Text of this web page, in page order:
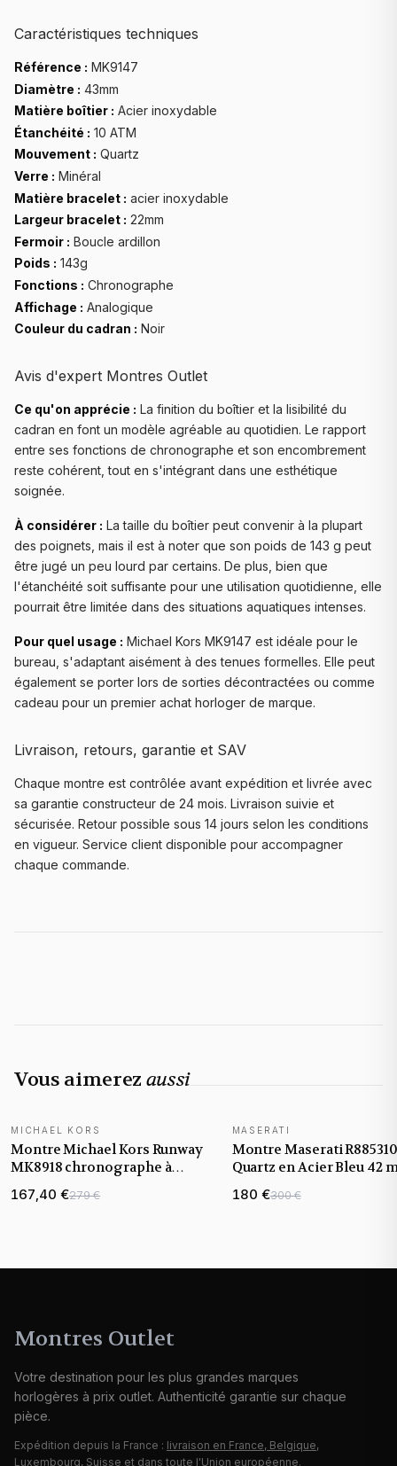
Caractéristiques techniques
Référence : MK9147
Diamètre : 43mm
Matière boîtier : Acier inoxydable
Étanchéité : 10 ATM
Mouvement : Quartz
Verre : Minéral
Matière bracelet : acier inoxydable
Largeur bracelet : 22mm
Fermoir : Boucle ardillon
Poids : 143g
Fonctions : Chronographe
Affichage : Analogique
Couleur du cadran : Noir
Avis d'expert Montres Outlet
Ce qu'on apprécie : La finition du boîtier et la lisibilité du
cadran en font un modèle agréable au quotidien. Le rapport
entre ses fonctions de chronographe et son encombrement
reste cohérent, tout en s'intégrant dans une esthétique
soignée.
À considérer : La taille du boîtier peut convenir à la plupart
des poignets, mais il est à noter que son poids de 143 g peut
être jugé un peu lourd par certains. De plus, bien que
l'étanchéité soit suffisante pour une utilisation quotidienne, elle
pourrait être limitée dans des situations aquatiques intenses.
Pour quel usage : Michael Kors MK9147 est idéale pour le
bureau, s'adaptant aisément à des tenues formelles. Elle peut
également se porter lors de sorties décontractées ou comme
cadeau pour un premier achat horloger de marque.
Livraison, retours, garantie et SAV
Chaque montre est contrôlée avant expédition et livrée avec
sa garantie constructeur de 24 mois. Livraison suivie et
sécurisée. Retour possible sous 14 jours selon les conditions
en vigueur. Service client disponible pour accompagner
chaque commande.
Vous aimerez aussi
MICHAEL KORS
Montre Michael Kors Runway
MK8918 chronographe à
cadran noir et bracelet bleu
167,40 €279 €
MASERATI
Montre Maserati
Quartz en Acier Bleu 42
180 €300 €
Montres Outlet
Votre destination pour les plus grandes marques
horlogères à prix outlet. Authenticité garantie sur chaque
pièce.
Expédition depuis la France : livraison en France, Belgique,
Luxembourg, Suisse et dans toute l'Union européenne.